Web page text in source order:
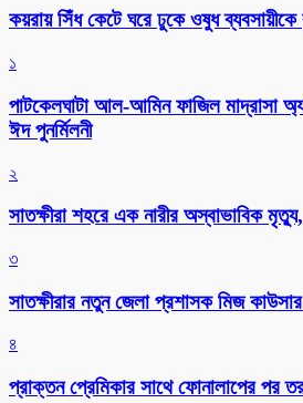
কয়রায় সিঁধ কেটে ঘরে ঢুকে ওষুধ
১
পাটকেলঘাটা আল-আমিন ফাজিল মাদ্রাসা
ঈদ পুনর্মিলনী
২
সাতক্ষীরা শহরে এক নারীর অস্বাভাবিক
৩
সাতক্ষীরার নতুন জেলা প্রশাসক মিজ
৪
প্রাক্তন প্রেমিকার সাথে ফোনালাপের পর